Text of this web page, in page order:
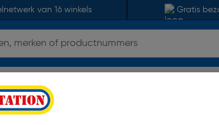
van 16 winkels Gratis